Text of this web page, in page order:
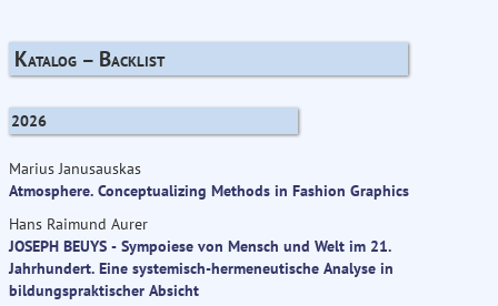
Katalog – Backlist
2026
Marius Janusauskas
Atmosphere. Conceptualizing Methods in Fashion Graphics
Hans Raimund Aurer
JOSEPH BEUYS - Sympoiese von Mensch und Welt im 21.
Jahrhundert. Eine systemisch-hermeneutische Analyse in
bildungspraktischer Absicht